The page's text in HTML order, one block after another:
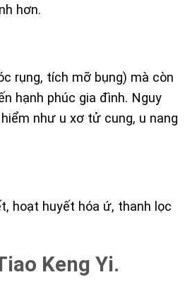
hơn.
rụng, tích mỡ bụng) mà còn
hạnh phúc gia đình. Nguy
như u xơ tử cung, u nang
hoạt huyết hóa ứ, thanh lọc
Keng Yi.